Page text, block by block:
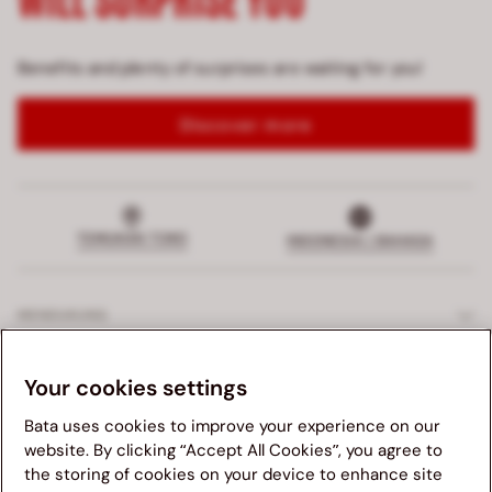
Kami menganjurkan anda untuk mengunjungi website Bata
Benefits and plenty of surprises are waiting for you!
Discover more
INDONESIA | BAHASA
PERUSAHAAN
HUKUM
Your cookies settings
Bata uses cookies to improve your experience on our
website. By clicking “Accept All Cookies”, you agree to
the storing of cookies on your device to enhance site